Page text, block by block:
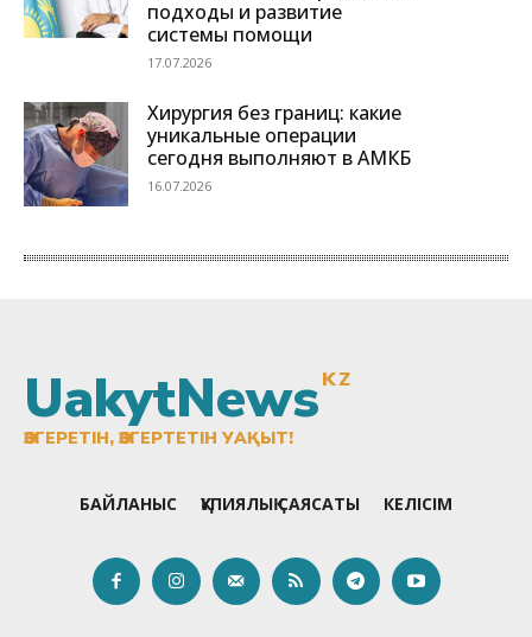
UakytNewsKZ
ӨЗГЕРЕТІН, ӨЗГЕРТЕТІН УАҚЫТ!
БАЙЛАНЫС ҚҰПИЯЛЫҚ САЯСАТЫ КЕЛІСІМ